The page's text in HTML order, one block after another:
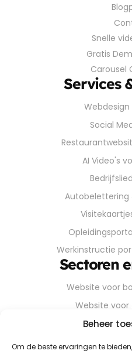
Beheer
Om de beste ervaringen te
Snelle
Gratis
Carousel
Services
Social
AI Video's
Autobelettering
Werkinstructie
Sectoren
Website voor
Website voor
Website